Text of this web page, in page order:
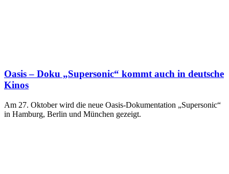
Oasis – Doku „Supersonic“ kommt auch in deutsche
Kinos
Am 27. Oktober wird die neue Oasis-Dokumentation „Supersonic“
in Hamburg, Berlin und München gezeigt.